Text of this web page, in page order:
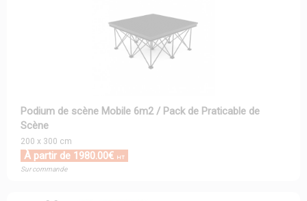
Podium de scène Mobile 6m2 / Pack de Praticable de
Scène
200 x 300 cm
À partir de 1980.00€ HT
Sur commande